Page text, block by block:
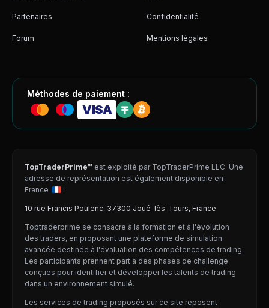
Partenaires
Forum
Confidentialité
Mentions légales
Méthodes de paiement :
VISA
TopTraderPrime™ est exploité par TopTraderPrime LLC. Une
adresse de représentation est également disponible en
France
:
10 rue Francis Poulenc, 37300 Joué-lès-Tours, France
Toptraderprime se consacre à la formation et à l'évolution
des traders, en proposant une plateforme de simulation
avancée destinée à l'évaluation des compétences de trading.
Les participants prennent part à des phases de challenge
conçues pour identifier et développer les talents de trading
dans un environnement simulé.
Les services de trading proposés sur ce site reposent